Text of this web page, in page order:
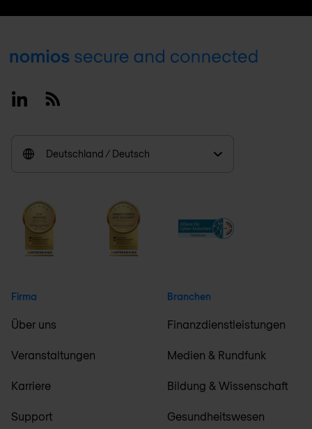
Footer
LinkedinRSS
Deutschland / Deutsch
Firma
Über uns
Veranstaltungen
Karriere
Support
Branchen
Finanzdienstleistungen
Medien & Rundfunk
Bildung & Wissenschaft
Gesundheitswesen